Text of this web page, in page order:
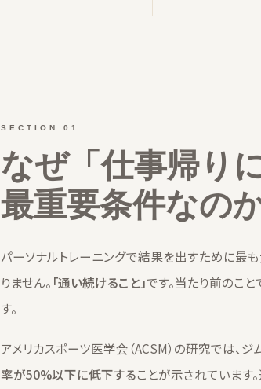
SECTION 01
なぜ「仕事帰り
最重要条件なの
パーソナルトレーニングで結果を出すために最
りません。 「通い続けること」です。当たり前のこ
す。
アメリカスポーツ医学会（ACSM）の研究では、
率が50%以下に低下することが示されています